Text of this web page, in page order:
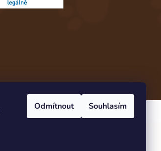
Odmítnout Souhlasím
Vytvořil Shoptet